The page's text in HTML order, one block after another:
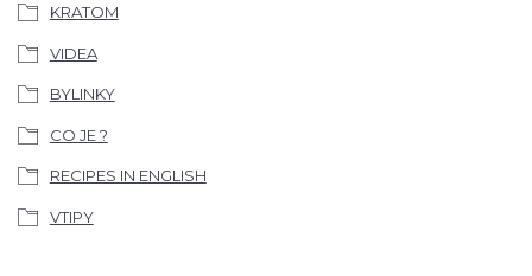
KRATOM
VIDEA
BYLINKY
CO JE ?
RECIPES IN ENGLISH
VTIPY